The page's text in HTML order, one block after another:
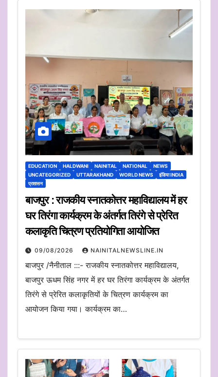
EDUCATION HALDWANI NAINITAL NATIONAL
NEWS
UNCATEGORIZED
UTTARAKHAND WORLD NEWS
इंडिया INDIA
प्रशासन
बाजपुर : राजकीय स्नातकोत्तर महाविद्यालय में हर
घर तिरंगा कार्यक्रम के अंतर्गत तिरंगे से प्रेरित
कलाकृति चित्रण प्रतियोगिता आयोजित
09/08/2026 NAINITALNEWSLINE.IN
बाजपुर /नैनीताल :::- राजकीय स्नातकोत्तर महाविद्यालय,
बाजपुर ऊधम सिंह नगर में हर घर तिरंगा कार्यक्रम के अंतर्गत
तिरंगे से प्रेरित कलाकृतियों के चित्रण कार्यक्रम का
आयोजन किया गया। कार्यक्रम का…